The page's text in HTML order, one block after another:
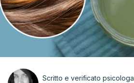
Scritto e verificato psicologa